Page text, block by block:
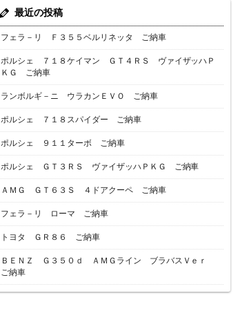
最近の投稿
フェラ－リ Ｆ３５５ベルリネッタ ご納車
ポルシェ ７１８ケイマン ＧＴ４ＲＳ ヴァイザッハＰ
ＫＧ ご納車
ランボルギ－ニ ウラカンＥＶＯ ご納車
ポルシェ ７１８スパイダー ご納車
ポルシェ ９１１ターボ ご納車
ポルシェ ＧＴ３ＲＳ ヴァイザッハＰＫＧ ご納車
ＡＭＧ ＧＴ６３Ｓ ４ドアクーペ ご納車
フェラ－リ ローマ ご納車
トヨタ ＧＲ８６ ご納車
ＢＥＮＺ Ｇ３５０ｄ ＡＭＧライン ブラバスＶｅｒ
ご納車